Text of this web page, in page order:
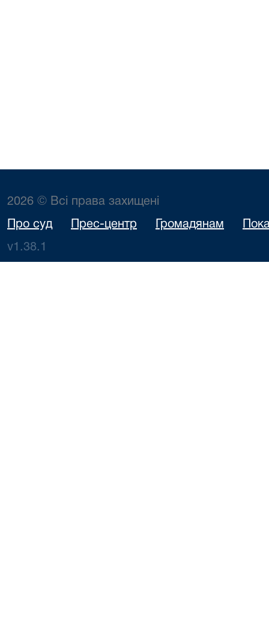
2026 © Всі права захищені
Про суд Прес-центр Громадянам
v1.38.1